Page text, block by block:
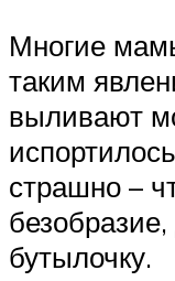
Многие
таким
выливают
страшно –
бутылочку.